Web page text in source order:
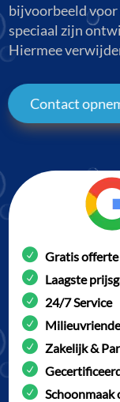
bijvoorbeeld
speciaal zijn
Hiermee
Contact
Gratis
Laagste
24/7 Service
Zakelijk &
Schoonmaak